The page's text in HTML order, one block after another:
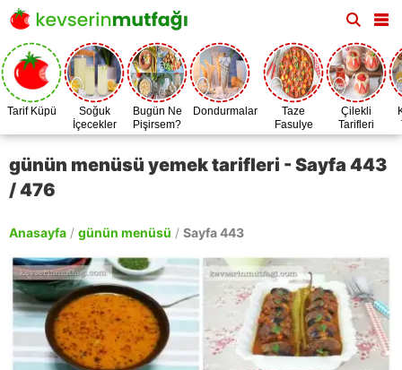
Tarif Küpü
Soğuk
İçecekler
Bugün Ne
Pişirsem?
Dondurmalar
Taze
Fasulye
Zamanı
Çilekli
Tarifleri
günün menüsü yemek tarifleri - Sayfa 443
/ 476
Anasayfa / günün menüsü / Sayfa 443